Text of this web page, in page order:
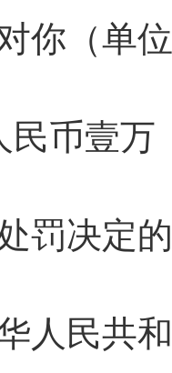
你（单
壹万
决定的
民共和